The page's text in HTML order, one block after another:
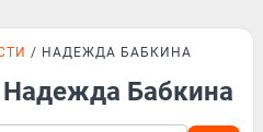
НАДЕЖДА БАБКИНА
Надежда Бабкина